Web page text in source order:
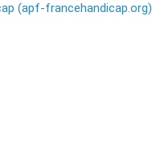
(apf-francehandicap.org)